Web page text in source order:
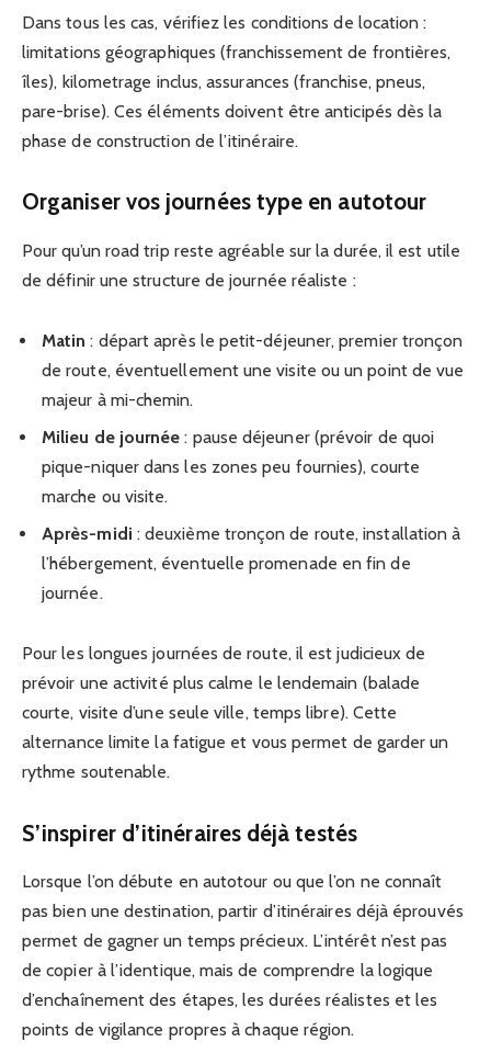
Dans tous les cas, vérifiez les conditions de location :
limitations géographiques (franchissement de frontières,
îles), kilometrage inclus, assurances (franchise, pneus,
pare-brise). Ces éléments doivent être anticipés dès la
phase de construction de l’itinéraire.
Organiser vos journées type en autotour
Pour qu’un road trip reste agréable sur la durée, il est utile
de définir une structure de journée réaliste :
Matin : départ après le petit-déjeuner, premier tronçon
de route, éventuellement une visite ou un point de vue
majeur à mi-chemin.
Milieu de journée : pause déjeuner (prévoir de quoi
pique-niquer dans les zones peu fournies), courte
marche ou visite.
Après-midi : deuxième tronçon de route, installation à
l’hébergement, éventuelle promenade en fin de
journée.
Pour les longues journées de route, il est judicieux de
prévoir une activité plus calme le lendemain (balade
courte, visite d’une seule ville, temps libre). Cette
alternance limite la fatigue et vous permet de garder un
rythme soutenable.
S’inspirer d’itinéraires déjà testés
Lorsque l’on débute en autotour ou que l’on ne connaît
pas bien une destination, partir d’itinéraires déjà éprouvés
permet de gagner un temps précieux. L’intérêt n’est pas
de copier à l’identique, mais de comprendre la logique
d’enchaînement des étapes, les durées réalistes et les
points de vigilance propres à chaque région.